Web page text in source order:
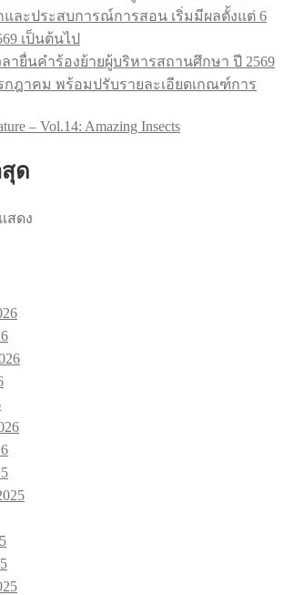
และประสบการณ์การสอน เริ่มมีผลตั้งแต่ 6
เป็นต้นไป
ลายื่นคำร้องย้ายผู้บริหารสถานศึกษา ปี 2569
รกฎาคม พร้อมปรับรายละเอียดเกณฑ์การ
– Vol.14: Amazing Insects
ด
สดง